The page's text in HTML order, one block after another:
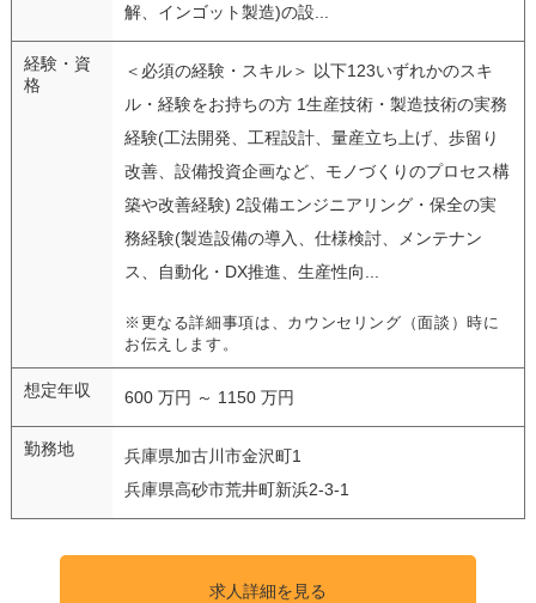
解、インゴット製造)の設...
経験・資
格
＜必須の経験・スキル＞ 以下123いずれかのスキ
ル・経験をお持ちの方 1生産技術・製造技術の実務
経験(工法開発、工程設計、量産立ち上げ、歩留り
改善、設備投資企画など、モノづくりのプロセス構
築や改善経験) 2設備エンジニアリング・保全の実
務経験(製造設備の導入、仕様検討、メンテナン
ス、自動化・DX推進、生産性向...
※更なる詳細事項は、カウンセリング（面談）時に
お伝えします。
想定年収 600 万円 ～ 1150 万円
勤務地
兵庫県加古川市金沢町1
兵庫県高砂市荒井町新浜2-3-1
求人詳細を見る